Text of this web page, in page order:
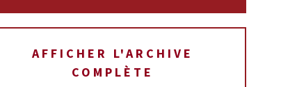
AFFICHER L'ARCHIVE
COMPLÈTE